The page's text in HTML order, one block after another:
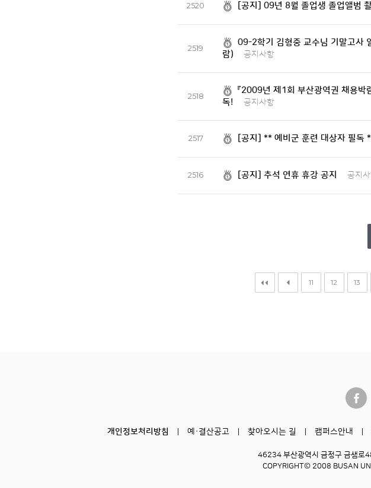
2520 [공지] 09년 8월 졸업생 졸업앨범
2519
09-2학기 김형중 교수님 기말고사
람)
공지사항
2518
『2009년 제1회 부산광역권 채용박
독!
공지사항
2517 [공지] ** 예비군 훈련 대상자 필독
2516 [공지] 추석 연휴 휴강 공지 공지
11 12 13
개인정보처리방침 예·결산공고 찾아오시는 길 캠퍼스안내
46234 부산광역시 금정구 금샘로
COPYRIGHT© 2008 BUSAN